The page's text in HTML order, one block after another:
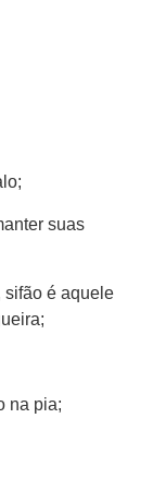
suas
sifão é aquele
na pia;